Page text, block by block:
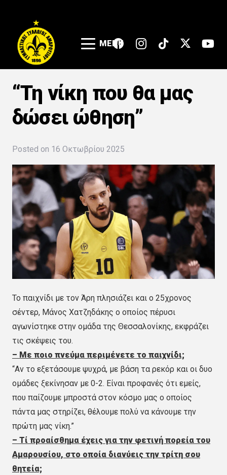
MENU
“Τη νίκη που θα μας
δώσει ώθηση”
Posted on 16 Οκτωβρίου 2025
Το παιχνίδι με τον Άρη πλησιάζει και ο 25χρονος
σέντερ, Μάνος Χατζηδάκης ο οποίος πέρυσι
αγωνίστηκε στην ομάδα της Θεσσαλονίκης, εκφράζει
τις σκέψεις του.
– Με ποιο πνεύμα περιμένετε το παιχνίδι;
“Αν το εξετάσουμε ψυχρά, με βάση τα ρεκόρ και οι δυο
ομάδες ξεκίνησαν με 0-2. Είναι προφανές ότι εμείς,
που παίζουμε μπροστά στον κόσμο μας ο οποίος
πάντα μας στηρίζει, θέλουμε πολύ να κάνουμε την
πρώτη μας νίκη.”
– Τί προαίσθημα έχεις για την φετινή πορεία του
Αμαρουσίου, στο οποία διανύεις την τρίτη σου
θητεία;